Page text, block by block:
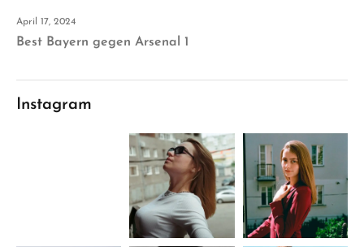
April 17, 2024
Best Bayern gegen Arsenal 1
Instagram